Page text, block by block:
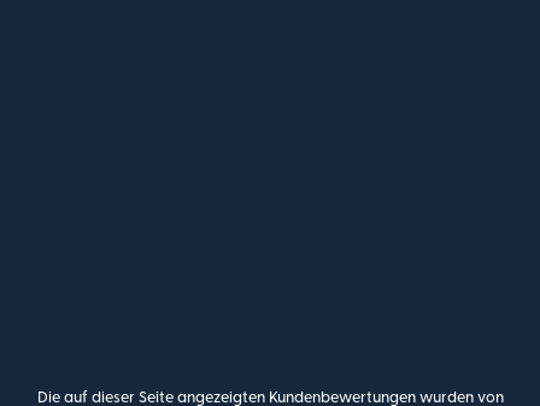
Die auf dieser Seite angezeigten Kundenbewertungen wurden von